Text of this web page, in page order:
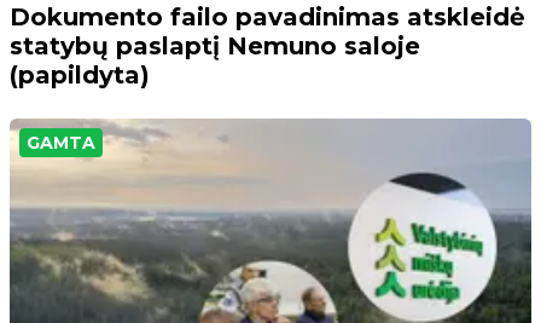
Dokumento failo pavadinimas atskleidė
statybų paslaptį Nemuno saloje
(papildyta)
GAMTA